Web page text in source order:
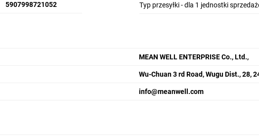
5907998721052 Typ przesyłki - dla 1 jednostki
MEAN WELL ENTERPRISE Co., Ltd.,
Wu-Chuan 3 rd Road, Wugu Dist., 28,
info@meanwell.com